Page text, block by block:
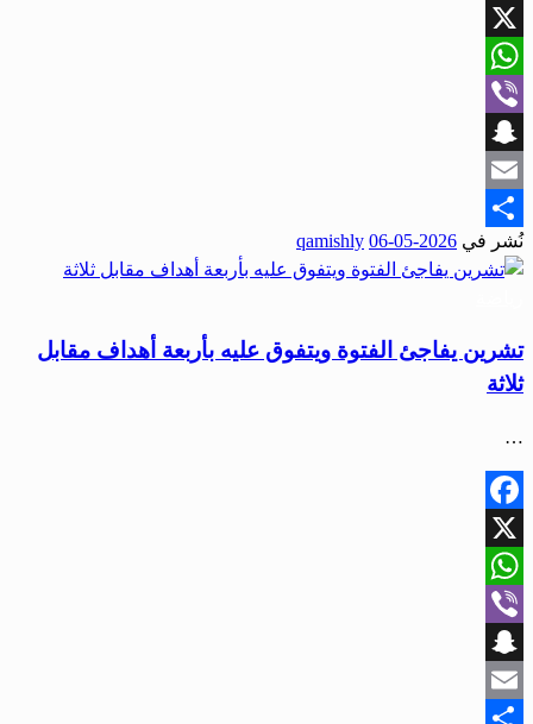
Facebook
X
WhatsApp
Viber
Snapchat
Email
Share
نُشر في 2026-05-06
qamishly
تشرين يفاجئ الفتوة ويتفوق عليه بأربعة أهداف مقابل
ثلاثة
…
Facebook
X
WhatsApp
Viber
Snapchat
Email